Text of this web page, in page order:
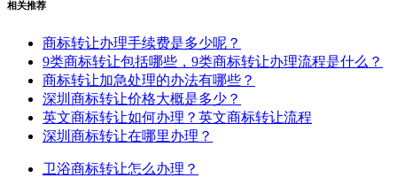
相关推荐
商标转让办理手续费是多少呢？
9类商标转让包括哪些，9类商标转让办理流程是什么？
商标转让加急处理的办法有哪些？
深圳商标转让价格大概是多少？
英文商标转让如何办理？英文商标转让流程
深圳商标转让在哪里办理？
卫浴商标转让怎么办理？